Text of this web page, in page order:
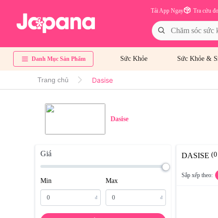
Tra cứu
Tải App Ngay
Danh Mục Sản Phẩm Sức Khỏe Sức Khỏe &
Trang chủ Dasise
Dasise
Giá
Min
đ
Max
đ
DASISE
Sắp xếp theo: